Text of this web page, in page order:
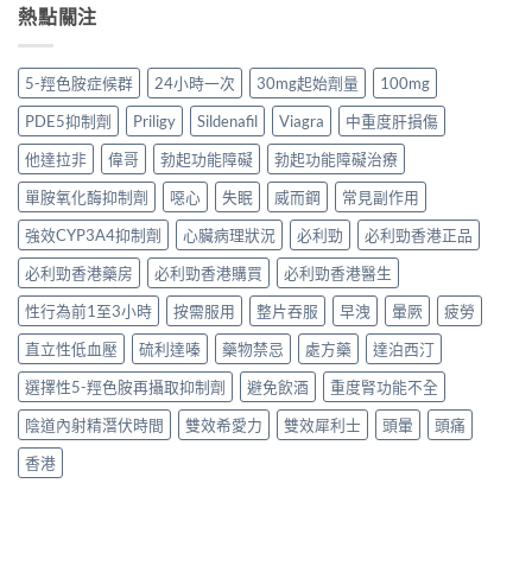
熱點關注
5-羥色胺症候群 24小時一次 30mg起始劑量
100mg
PDE5抑制劑
Priligy Sildenafil Viagra
中重度肝損傷
他達拉非
偉哥 勃起功能障礙
勃起功能障礙治療
單胺氧化酶抑制劑
噁心 失眠 威而鋼
常見副作用
強效CYP3A4抑制劑
心臟病理狀況 必利勁
必利勁香港正品
必利勁香港藥房
必利勁香港購買
必利勁香港醫生
性行為前1至3小時
按需服用 整片吞服 早洩 暈厥
疲勞
直立性低血壓
硫利達嗪 藥物禁忌 處方藥
達泊西汀
選擇性5-羥色胺再攝取抑制劑
避免飲酒
重度腎功能不全
陰道內射精潛伏時間
雙效希愛力 雙效犀利士 頭暈
頭痛
香港